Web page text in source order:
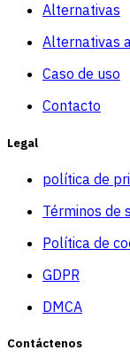
Alternativas
Alternativas
Caso de uso
Contacto
Legal
política de
Términos de
Política de
GDPR
DMCA
Contáctenos